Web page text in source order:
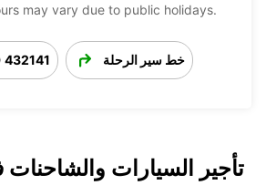
may vary due to public holidays.
خط سير الرحلة
تأجير السيارات